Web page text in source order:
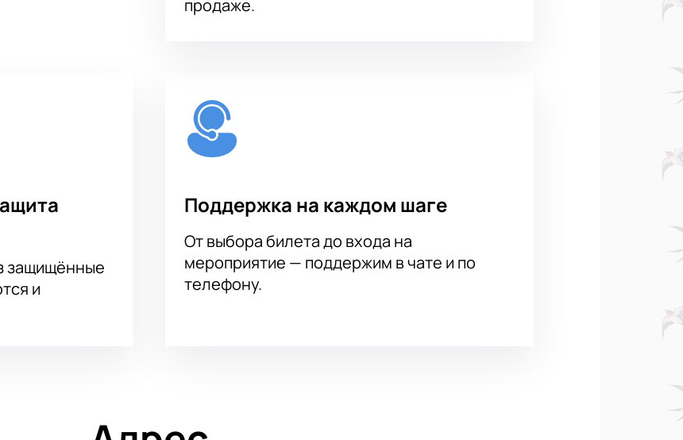
продаже.
защищённые
и
Поддержка на каждом шаге
От выбора билета до входа на
мероприятие — поддержим в чате и по
телефону.